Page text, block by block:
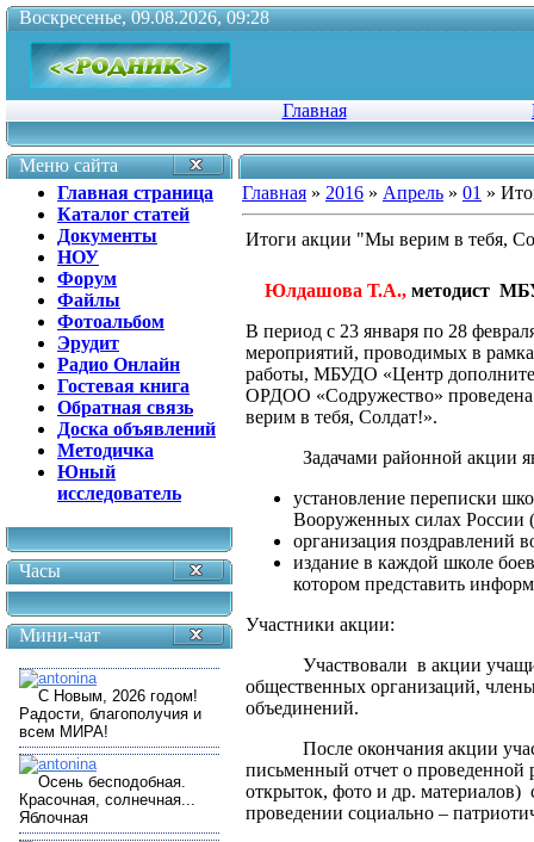
Воскресенье, 09.08.2026, 09:28
Главная
Меню сайта
Главная страница
Каталог статей
Документы
НОУ
Форум
Файлы
Фотоальбом
Эрудит
Радио Онлайн
Гостевая книга
Обратная связь
Доска объявлений
Методичка
Юный
исследователь
Часы
Мини-чат
Главная » 2016 » Апрель » 01 »
Итоги акции "Мы верим в тебя,
Юлдашова Т.А., методист
В период с 23 января по 28
мероприятий, проводимых в
работы, МБУДО «Центр
ОРДОО «Содружество»
верим в тебя, Солдат!».
Задачами районной акции
установление переписки
Вооруженных силах России
организация поздравлений
издание в каждой школе
котором представить
Участники акции:
Участвовали в акции
общественных организаций,
объединений.
После окончания акции
письменный отчет о проведенной
открыток, фото и др.
проведении социально –